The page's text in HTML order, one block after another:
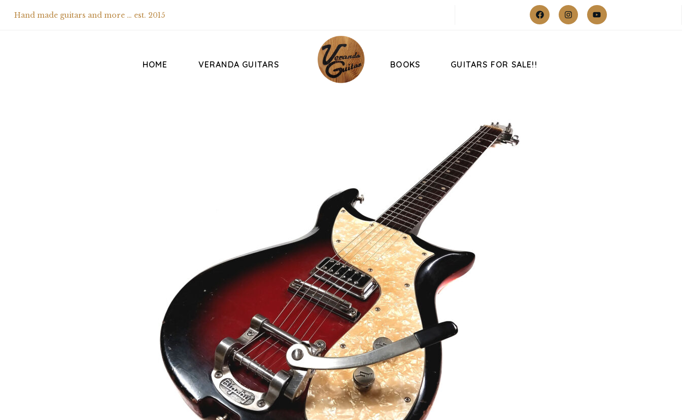
Hand made guitars and more … est. 2015
HOME VERANDA GUITARS BOOKS GUITARS FOR SALE!!